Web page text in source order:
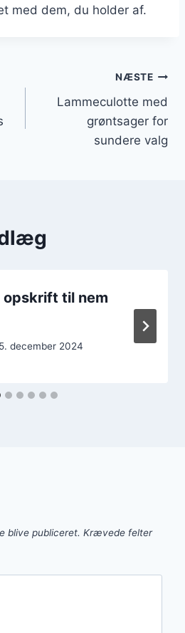
med dem, du holder af.
NÆSTE
Lammeculotte med
grøntsager for
sundere valg
til nem
december 2024
blive publiceret. Krævede felter